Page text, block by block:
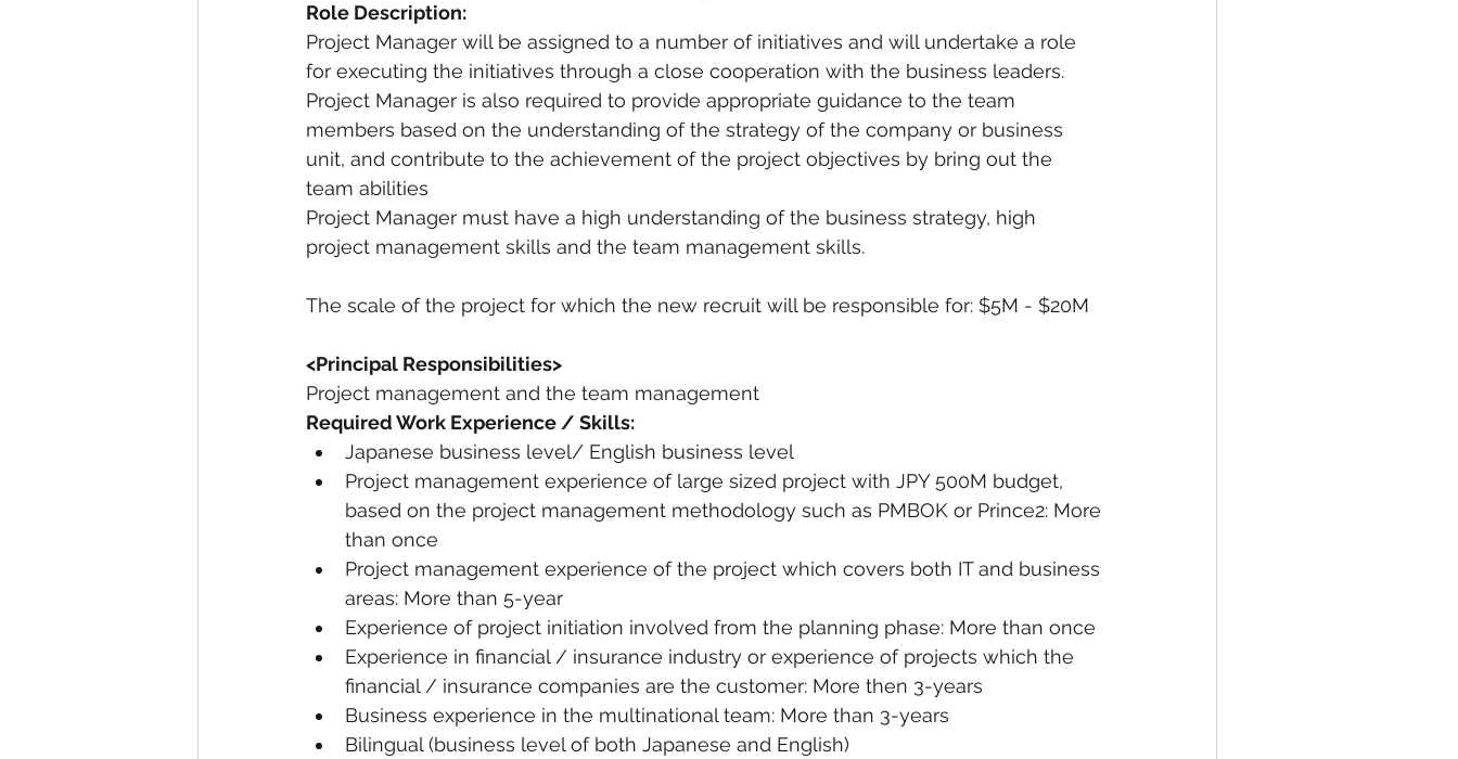
Role Description:
Project Manager will be assigned to a number of initiatives and will undertake a role
for executing the initiatives through a close cooperation with the business leaders.
Project Manager is also required to provide appropriate guidance to the team
members based on the understanding of the strategy of the company or business
unit, and contribute to the achievement of the project objectives by bring out the
team abilities
Project Manager must have a high understanding of the business strategy, high
project management skills and the team management skills.
The scale of the project for which the new recruit will be responsible for: $5M - $20M
<Principal Responsibilities>
Project management and the team management
Required Work Experience / Skills:
Japanese business level/ English business level
Project management experience of large sized project with JPY 500M budget,
based on the project management methodology such as PMBOK or Prince2: More
than once
Project management experience of the project which covers both IT and business
areas: More than 5-year
Experience of project initiation involved from the planning phase: More than once
Experience in financial / insurance industry or experience of projects which the
financial / insurance companies are the customer: More then 3-years
Business experience in the multinational team: More than 3-years
Bilingual (business level of both Japanese and English)